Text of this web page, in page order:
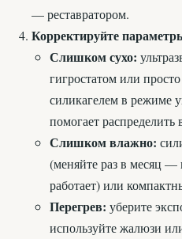
— реставратором.
Корректируйте
Слишком сухо:
гигростатом или
силикагелем в режиме
помогает
Слишком влажно:
(меняйте раз в месяц
работает) или
Перегрев: уберите
используйте жалюзи